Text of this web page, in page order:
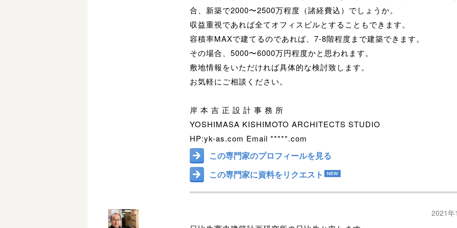
合、新築で2000〜2500万程度（諸経費込）でしょうか。
収益重視であれば全てオフィスビルとすることもできます。
容積率MAXで建てるのであれば、7-8階程度まで建築できます。
その場合、5000〜6000万円程度かと思われます。
敷地情報をいただければ具体的な検討致します。
お気軽にご相談ください。
岸 本 吉 正 設 計 事 務 所
YOSHIMASA KISHIMOTO ARCHITECTS STUDIO
HP:yk-as.com Email *****.com
この専門家のプロフィールを見る
この専門家に資料をリクエスト
2021年